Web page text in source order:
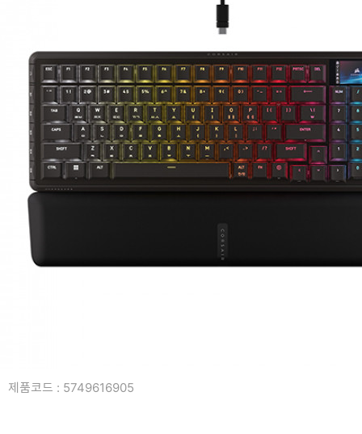
헤드셋/태블릿/휴대폰
복합기/프린터/사무기기
HDD
ODD
케이스
파워
조립비
제품코드 : 5749616905